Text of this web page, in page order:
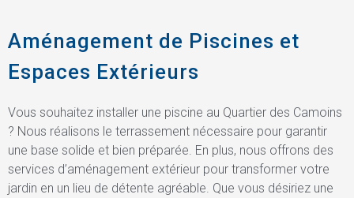
Aménagement de Piscines et
Espaces Extérieurs
Vous souhaitez installer une piscine au Quartier des Camoins
? Nous réalisons le terrassement nécessaire pour garantir
une base solide et bien préparée. En plus, nous offrons des
services d’aménagement extérieur pour transformer votre
jardin en un lieu de détente agréable. Que vous désiriez une